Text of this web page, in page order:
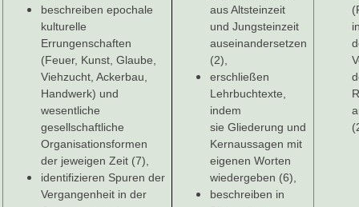
beschreiben epochale
kulturelle
Errungenschaften
(Feuer, Kunst, Glaube,
Viehzucht, Ackerbau,
Handwerk) und
wesentliche
gesellschaftliche
Organisationsformen
der jeweigen Zeit (7),
identifizieren Spuren der
Vergangenheit in der
aus Altsteinzeit
und Jungsteinzeit
auseinandersetzen
(2),
erschließen
Lehrbuchtexte,
indem
sie Gliederung und
Kernaussagen mit
eigenen Worten
wiedergeben (6),
beschreiben in